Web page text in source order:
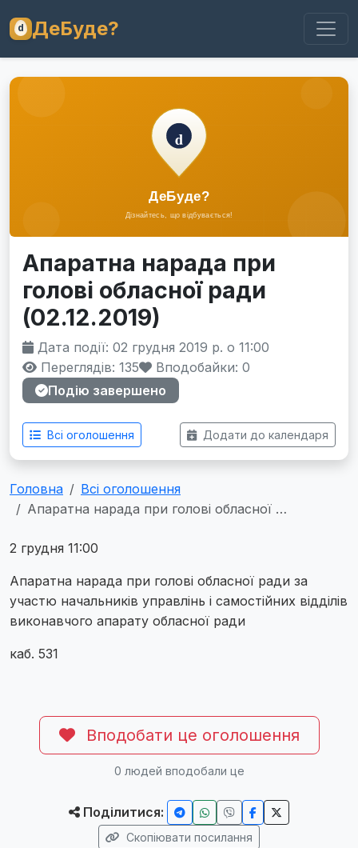
ДеБуде?
Апаратна нарада при
голові обласної ради
(02.12.2019)
Дата події: 02 грудня 2019 р. о 11:00
Переглядів: 135
Вподобайки: 0
Подію завершено
Всі оголошення Додати до календаря
Головна
Всі оголошення
Апаратна нарада при голові обласної …
2 грудня 11:00
Апаратна нарада при голові обласної ради за
участю начальників управлінь і самостійних відділів
виконавчого апарату обласної ради
каб. 531
Вподобати це оголошення
0 людей вподобали це
Поділитися:
Скопіювати посилання